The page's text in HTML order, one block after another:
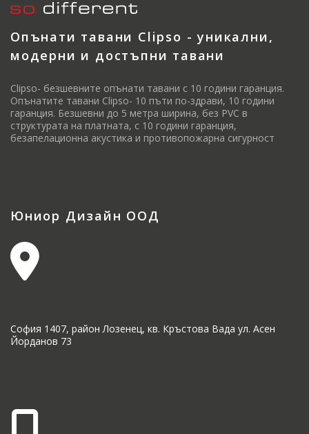
Опънати тавани Clipso - уникални,
модерни и достъпни тавани
Clipso- безшевните опънати тавани с 10 години гаранция.
Опънатите тавани Clipso- 10 пъти по-здрави, 10 години
гаранция. Безшевни до 5 метра ширина, без PVC в
структурата на платната, с 10 години гаранция,
безапелационна акустика и противопожарна сигурност
Юниор Дизайн ООД
София 1407, район Лозенец, кв. Кръстова Вада ул. Асен
Йорданов 73